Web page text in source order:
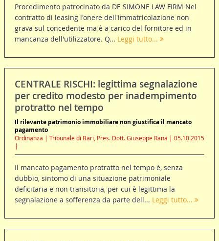
Procedimento patrocinato da DE SIMONE LAW FIRM Nel
contratto di leasing l'onere dell'immatricolazione non
grava sul concedente ma è a carico del fornitore ed in
mancanza dell'utilizzatore. Q... Leggi tutto...
CENTRALE RISCHI: legittima segnalazione
per credito modesto per inadempimento
protratto nel tempo
Il rilevante patrimonio immobiliare non giustifica il mancato
pagamento
Ordinanza | Tribunale di Bari, Pres. Dott. Giuseppe Rana | 05.10.2015
|
Il mancato pagamento protratto nel tempo è, senza
dubbio, sintomo di una situazione patrimoniale
deficitaria e non transitoria, per cui è legittima la
segnalazione a sofferenza da parte dell... Leggi tutto...